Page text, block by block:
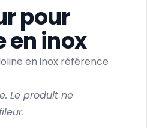
pour
en inox
en inox référence
Le produit ne